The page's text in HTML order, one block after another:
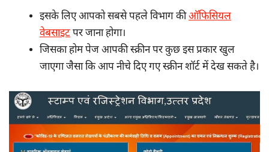
इसके लिए आपको सबसे पहले विभाग कीऑफिसियल
वेबसाइटपर जाना होगा।
जिसका होम पेज आपकी स्क्रीन पर कुछ इस प्रकार खुल
जाएगा जैसा कि आप नीचे दिए गए स्क्रीन शॉर्ट में देख सकते है।